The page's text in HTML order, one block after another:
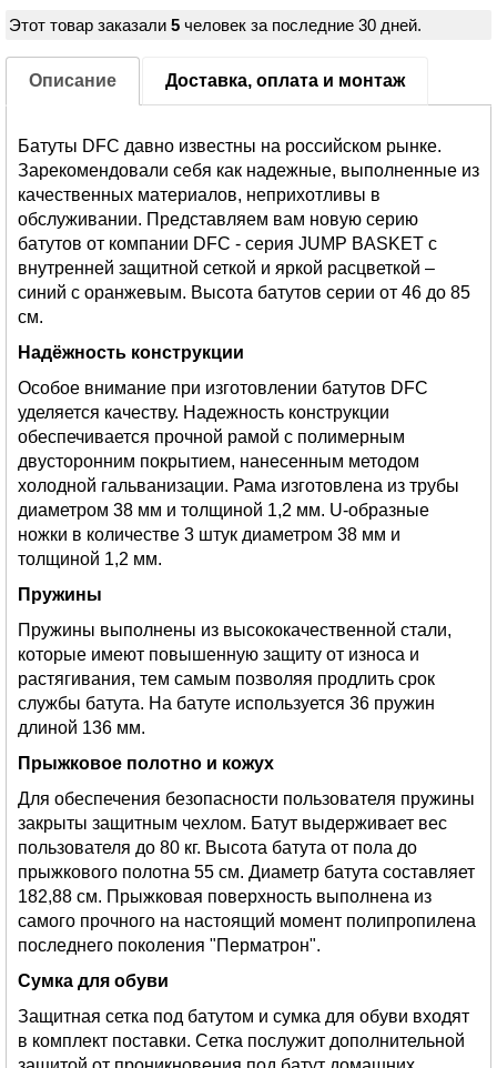
Этот товар заказали 5 человек за последние 30 дней.
Описание Доставка, оплата и монтаж
Батуты DFC давно известны на российском рынке.
Зарекомендовали себя как надежные, выполненные из
качественных материалов, неприхотливы в
обслуживании. Представляем вам новую серию
батутов от компании DFC - серия JUMP BASKET с
внутренней защитной сеткой и яркой расцветкой –
синий с оранжевым. Высота батутов серии от 46 до 85
см.
Надёжность конструкции
Особое внимание при изготовлении батутов DFC
уделяется качеству. Надежность конструкции
обеспечивается прочной рамой с полимерным
двусторонним покрытием, нанесенным методом
холодной гальванизации. Рама изготовлена из трубы
диаметром 38 мм и толщиной 1,2 мм. U-образные
ножки в количестве 3 штук диаметром 38 мм и
толщиной 1,2 мм.
Пружины
Пружины выполнены из высококачественной стали,
которые имеют повышенную защиту от износа и
растягивания, тем самым позволяя продлить срок
службы батута. На батуте используется 36 пружин
длиной 136 мм.
Прыжковое полотно и кожух
Для обеспечения безопасности пользователя пружины
закрыты защитным чехлом. Батут выдерживает вес
пользователя до 80 кг. Высота батута от пола до
прыжкового полотна 55 см. Диаметр батута составляет
182,88 см. Прыжковая поверхность выполнена из
самого прочного на настоящий момент полипропилена
последнего поколения "Перматрон".
Сумка для обуви
Защитная сетка под батутом и сумка для обуви входят
в комплект поставки. Сетка послужит дополнительной